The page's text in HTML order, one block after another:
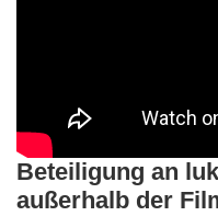
Beteiligung an
außerhalb der